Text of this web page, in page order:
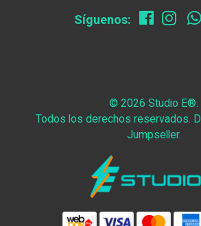
Síguenos:
© 2026 Studio E®.
Todos los derechos reservados.
Jumpseller.